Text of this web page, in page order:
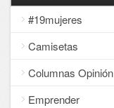
#19mujeres
Camisetas
Columnas Opinión
Emprender